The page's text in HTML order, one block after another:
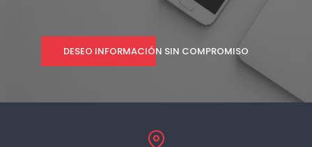
DESEO INFORMACIÓN SIN COMPROMISO